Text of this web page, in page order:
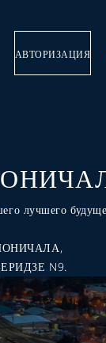
АВТОРИЗАЦИЯ
лучшего
N9.